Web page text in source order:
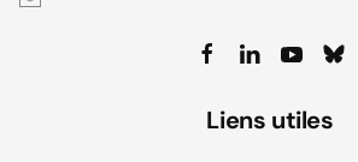
Liens utiles